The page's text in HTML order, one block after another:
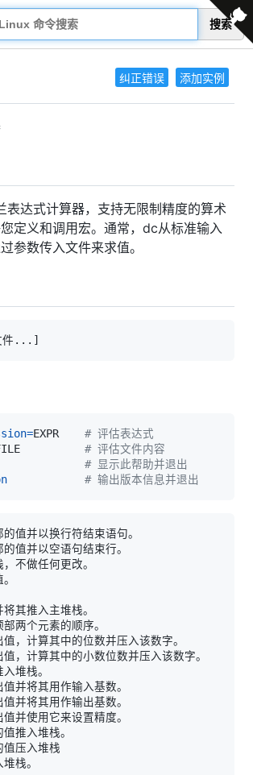
搜索
纠正错误 添加实例
表达式计算器，支持无限制精度的算术
定义和调用宏。通常，dc从标准输入
参数传入文件来求值。
.. . ]
=EXPR # 评估表达式
# 评估文件内容
# 显示此帮助并退出
# 输出版本信息并退出